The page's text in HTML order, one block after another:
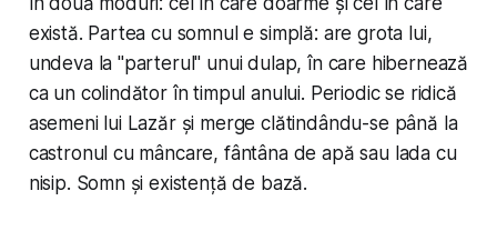
există. Partea cu somnul e simplă: are grota lui,
undeva la "parterul" unui dulap, în care hibernează
ca un colindător în timpul anului. Periodic se ridică
asemeni lui Lazăr și merge clătindându-se până la
castronul cu mâncare, fântâna de apă sau lada cu
nisip. Somn și existență de bază.